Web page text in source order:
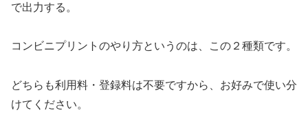
で出力する。
コンビニプリントのやり方というのは、この２種類です。
どちらも利用料・登録料は不要ですから、お好みで使い分
けてください。